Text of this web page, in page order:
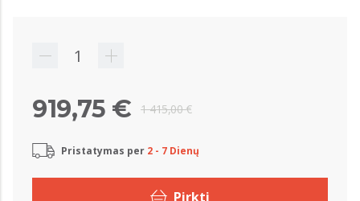
1 415,00 €
919,75 €
Pristatymas per 2 - 7 Dienų
Pirkti